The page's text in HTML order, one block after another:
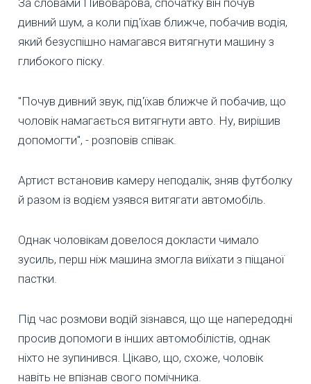
дивний шум, а коли під'їхав ближче, побачив водія,
який безуспішно намагався витягнути машину з
глибокого піску.
"Почув дивний звук, під'їхав ближче й побачив, що
чоловік намагається витягнути авто. Ну, вирішив
допомогти", - розповів співак.
Артист встановив камеру неподалік, зняв футболку
й разом із водієм узявся витягати автомобіль.
Однак чоловікам довелося докласти чимало
зусиль, перш ніж машина змогла виїхати з піщаної
пастки.
Під час розмови водій зізнався, що ще напередодні
просив допомоги в інших автомобілістів, однак
ніхто не зупинився. Цікаво, що, схоже, чоловік
навіть не впізнав свого помічника.